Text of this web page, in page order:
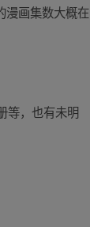
漫画集数大概在
等，也有未明